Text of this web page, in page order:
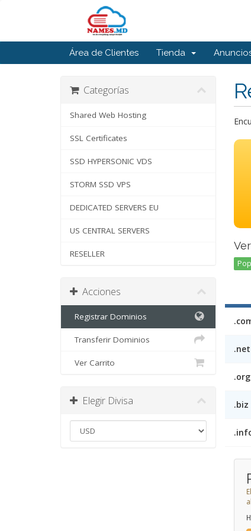
Área de Clientes Tienda
Categorías
Shared Web Hosting
SSL Certificates
SSD HYPERSONIC VDS
STORM SSD VPS
DEDICATED SERVERS EU
US CENTRAL SERVERS
RESELLER
Acciones
Registrar Dominios
Transferir Dominios
Ver Carrito
Elegir Divisa
.net
.org
.biz